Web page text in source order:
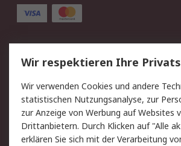
Service
Value Added Services
Rücksendungen
Hilfe
Rechtliches
Wir respektieren Ihre
Wir verwenden Cookies und andere
statistischen Nutzungsanalyse, zur
zur Anzeige von Werbung auf Websites
Drittanbietern. Durch Klicken auf "Alle
erklären Sie sich mit der Verarbeitung